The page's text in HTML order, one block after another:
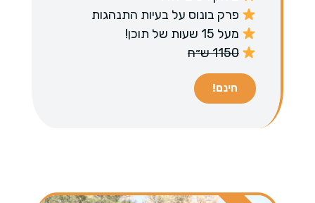
פרק בונוס על בעיות התנהגות
מעל 15 שעות של תוכן!
1150 ש״ח
חינם!